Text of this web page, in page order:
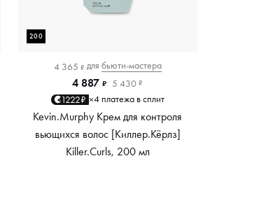
200
4 365 ₽ для бьюти-мастера
4 887 ₽ 5 430 ₽
1222₽ ×4 платежа в сплит
Kevin.Murphy Крем для контроля
вьющихся волос [Киллер.Кёрлз]
Killer.Curls, 200 мл